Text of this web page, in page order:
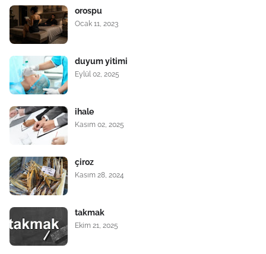
orospu
Ocak 11, 2023
duyum yitimi
Eylül 02, 2025
ihale
Kasım 02, 2025
çiroz
Kasım 28, 2024
takmak
Ekim 21, 2025